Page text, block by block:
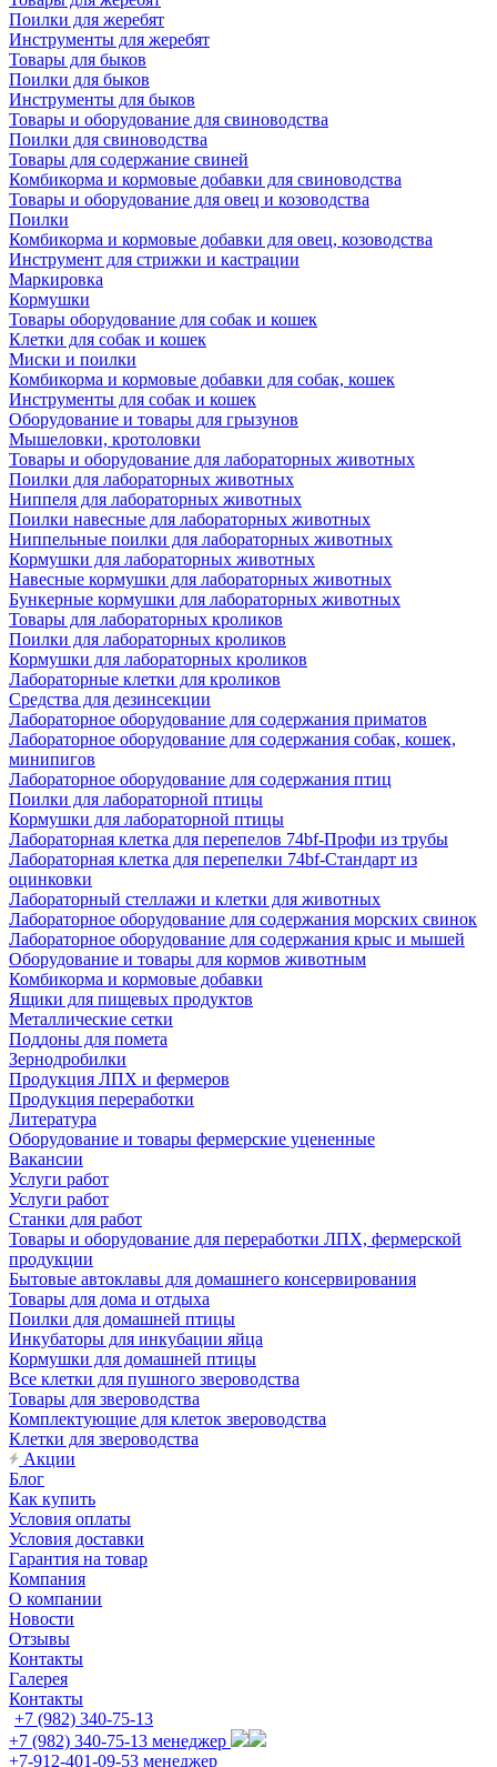
Поилки для жеребят
Инструменты для жеребят
Товары для быков
Поилки для быков
Инструменты для быков
Товары и оборудование для свиноводства
Поилки для свиноводства
Товары для содержание свиней
Комбикорма и кормовые добавки для свиноводства
Товары и оборудование для овец и козоводства
Поилки
Комбикорма и кормовые добавки для овец, козоводства
Инструмент для стрижки и кастрации
Маркировка
Кормушки
Товары оборудование для собак и кошек
Клетки для собак и кошек
Миски и поилки
Комбикорма и кормовые добавки для собак, кошек
Инструменты для собак и кошек
Оборудование и товары для грызунов
Мышеловки, кротоловки
Товары и оборудование для лабораторных животных
Поилки для лабораторных животных
Ниппеля для лабораторных животных
Поилки навесные для лабораторных животных
Ниппельные поилки для лабораторных животных
Кормушки для лабораторных животных
Навесные кормушки для лабораторных животных
Бункерные кормушки для лабораторных животных
Товары для лабораторных кроликов
Поилки для лабораторных кроликов
Кормушки для лабораторных кроликов
Лабораторные клетки для кроликов
Средства для дезинсекции
Лабораторное оборудование для содержания приматов
Лабораторное оборудование для содержания собак, кошек,
минипигов
Лабораторное оборудование для содержания птиц
Поилки для лабораторной птицы
Кормушки для лабораторной птицы
Лабораторная клетка для перепелов 74bf-Профи из трубы
Лабораторная клетка для перепелки 74bf-Стандарт из
оцинковки
Лабораторный стеллажи и клетки для животных
Лабораторное оборудование для содержания морских свинок
Лабораторное оборудование для содержания крыс и мышей
Оборудование и товары для кормов животным
Комбикорма и кормовые добавки
Ящики для пищевых продуктов
Металлические сетки
Поддоны для помета
Зернодробилки
Продукция ЛПХ и фермеров
Продукция переработки
Литература
Оборудование и товары фермерские уцененные
Вакансии
Услуги работ
Услуги работ
Станки для работ
Товары и оборудование для переработки ЛПХ, фермерской
продукции
Бытовые автоклавы для домашнего консервирования
Товары для дома и отдыха
Поилки для домашней птицы
Инкубаторы для инкубации яйца
Кормушки для домашней птицы
Все клетки для пушного звероводства
Товары для звероводства
Комплектующие для клеток звероводства
Клетки для звероводства
Акции
Блог
Как купить
Условия оплаты
Условия доставки
Гарантия на товар
Компания
О компании
Новости
Отзывы
Контакты
Галерея
Контакты
+7 (982) 340-75-13
+7 (982) 340-75-13 менеджер
+7-912-401-09-53 менеджер